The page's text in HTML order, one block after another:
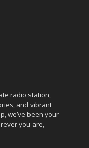
radio station,
and vibrant
we’ve been your
you are,